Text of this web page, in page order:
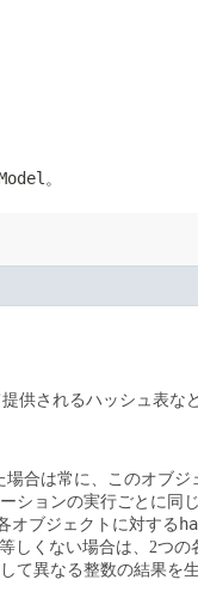
。
供されるハッシュ表な
合は常に、このオブジ
ションの実行ごとに同
オブジェクトに対する
しくない場合は、2つの
て異なる整数の結果